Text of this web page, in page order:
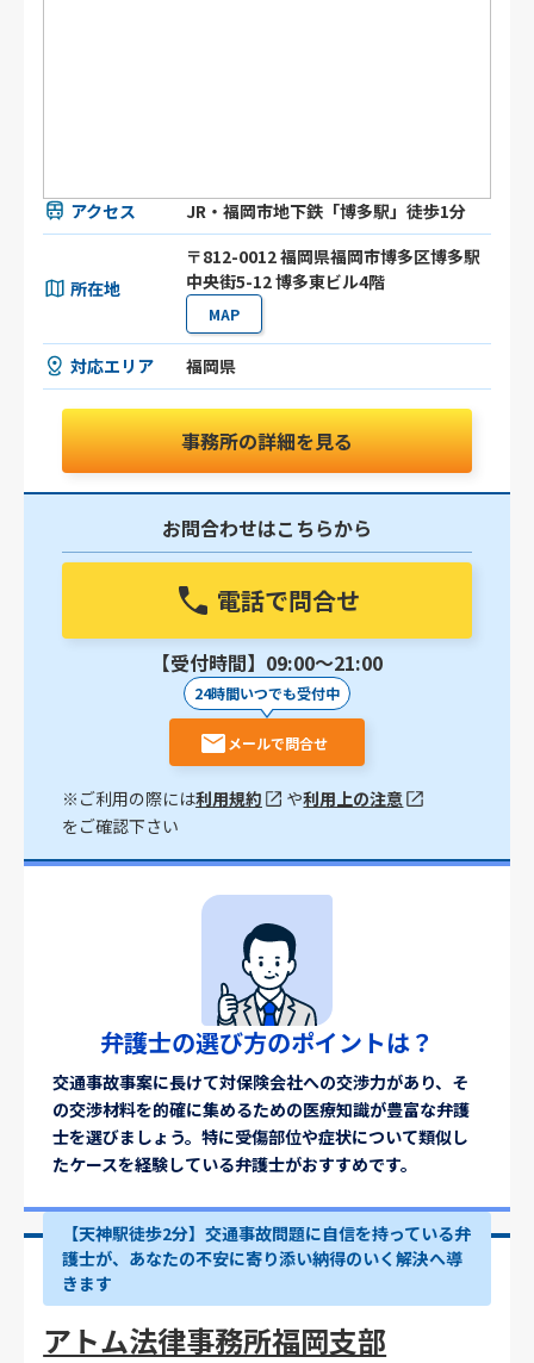
アクセス JR・福岡市地下鉄「博多駅」徒歩1分
所在地
〒812-0012 福岡県福岡市博多区博多駅
中央街5-12 博多東ビル4階
MAP
対応エリア 福岡県
事務所の詳細を見る
お問合わせはこちらから
電話で問合せ
【受付時間】09:00〜21:00
24時間いつでも受付中
メールで問合せ
※ご利用の際には利用規約 や利用上の注意
をご確認下さい
弁護士の選び方のポイントは？
交通事故事案に長けて対保険会社への交渉力があり、そ
の交渉材料を的確に集めるための医療知識が豊富な弁護
士を選びましょう。特に受傷部位や症状について類似し
たケースを経験している弁護士がおすすめです。
【天神駅徒歩2分】交通事故問題に自信を持っている弁
護士が、あなたの不安に寄り添い納得のいく解決へ導
きます
アトム法律事務所福岡支部